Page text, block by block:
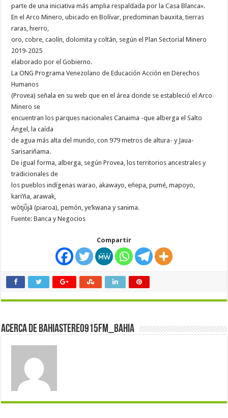
parte de una iniciativa más amplia respaldada por la Casa Blanca».
En el Arco Minero, ubicado en Bolívar, predominan bauxita, tierras
raras, hierro,
oro, cobre, caolín, dolomita y coltán, según el Plan Sectorial Minero
2019-2025
elaborado por el Gobierno.
La ONG Programa Venezolano de Educación Acción en Derechos
Humanos
(Provea) señala en su web que en el área donde se estableció el Arco
Minero se
encuentran los parques nacionales Canaima -que alberga el Salto
Ángel, la caída
de agua más alta del mundo, con 979 metros de altura- y Jaua-
Sarisariñama.
De igual forma, alberga, según Provea, los territorios ancestrales y
tradicionales de
los pueblos indígenas warao, akawayo, eñepa, pumé, mapoyo,
kari’ña, arawak,
wõtjῧjã (piaroa), pemón, ye’kwana y sanɨma.
Fuente: Banca y Negocios
Compartir
Acerca de bahiastereo915fm_bahia